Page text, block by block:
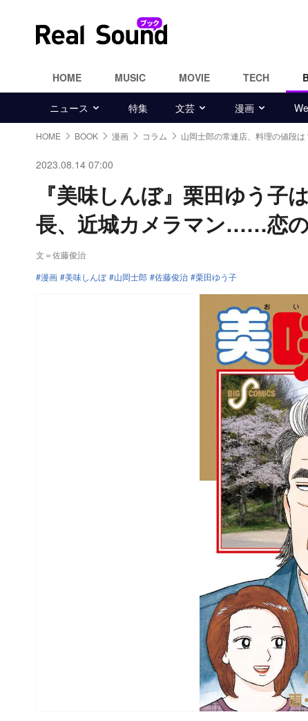
HOME MUSIC MOVIE TECH
ニュース 特集 文芸 漫画
HOME BOOK 漫画 コラム 山岡士郎の常連店、料理の値段は
2023.08.14 07:00
『美味しんぼ』栗田ゆう
長、近城カメラマン……恋
文＝佐藤俊治
漫画
美味しんぼ 山岡士郎 佐藤俊治 栗田ゆう子